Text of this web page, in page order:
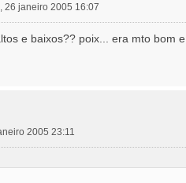
26 janeiro 2005 16:07
e baixos?? poix... era mto bom
2005 23:11